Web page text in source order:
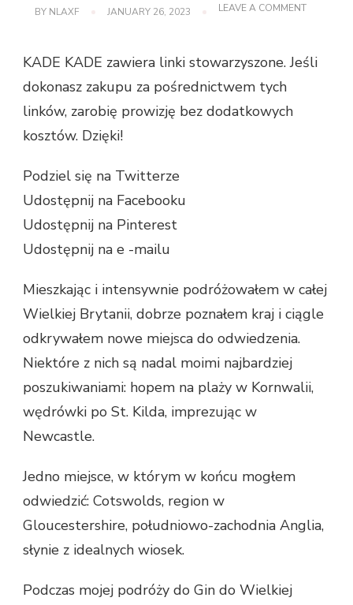
BY NLAXF JANUARY 26, 2023 LEAVE A COMMENTON
KADE KADE zawiera linki stowarzyszone. Jeśli
dokonasz zakupu za pośrednictwem tych
linków, zarobię prowizję bez dodatkowych
kosztów. Dzięki!
Podziel się na Twitterze
Udostępnij na Facebooku
Udostępnij na Pinterest
Udostępnij na e -mailu
Mieszkając i intensywnie podróżowałem w całej
Wielkiej Brytanii, dobrze poznałem kraj i ciągle
odkrywałem nowe miejsca do odwiedzenia.
Niektóre z nich są nadal moimi najbardziej
poszukiwaniami: hopem na plaży w Kornwalii,
wędrówki po St. Kilda, imprezując w
Newcastle.
Jedno miejsce, w którym w końcu mogłem
odwiedzić: Cotswolds, region w
Gloucestershire, południowo-zachodnia Anglia,
słynie z idealnych wiosek.
Podczas mojej podróży do Gin do Wielkiej